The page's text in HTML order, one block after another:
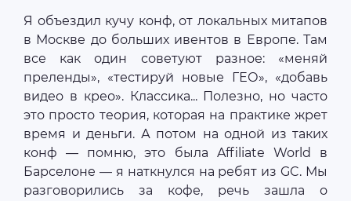
Я объездил кучу конф, от локальных митапов
в Москве до больших ивентов в Европе. Там
все как один советуют разное: «меняй
преленды», «тестируй новые ГЕО», «добавь
видео в крео». Классика... Полезно, но часто
это просто теория, которая на практике жрет
время и деньги. А потом на одной из таких
конф — помню, это была Affiliate World в
Барселоне — я наткнулся на ребят из GC. Мы
разговорились за кофе, речь зашла о